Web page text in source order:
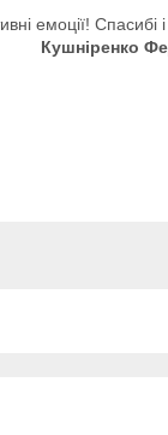
емоції! Спасибі
Кушніренко